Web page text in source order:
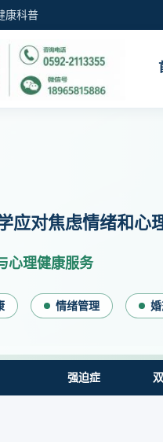
康科普
应对焦虑情绪和心
心理健康服务
情绪管理
强迫症